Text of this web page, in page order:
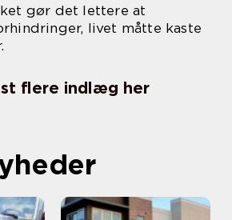
gør det lettere at
livet måtte kaste
flere indlæg her